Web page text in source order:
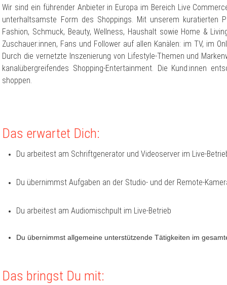
Wir sind ein führender Anbieter in Europa im Bereich Live
unterhaltsamste Form des Shoppings. Mit unserem kuratierten
Fashion, Schmuck, Beauty, Wellness, Haushalt sowie Home &
Zuschauer:innen, Fans und Follower auf allen Kanälen: im TV, im
Durch die vernetzte Inszenierung von Lifestyle-Themen und
kanalübergreifendes Shopping-Entertainment. Die Kund:innen
shoppen.
Das erwartet Dich:
Du arbeitest am Schriftgenerator und Videoserver im Live-
Du übernimmst Aufgaben an der Studio- und der Remote-
Du arbeitest am Audiomischpult im Live-Betrieb
Du übernimmst allgemeine unterstützende Tätigkeiten im
Das bringst Du mit: